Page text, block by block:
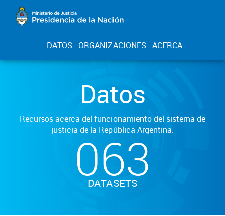
DATOS ORGANIZACIONES ACERCA
Datos
Recursos acerca del funcionamiento del sistema de
justicia de la República Argentina.
063
DATASETS